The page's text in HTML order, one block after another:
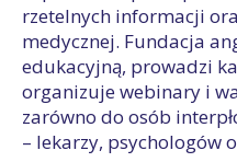
rzetelnych informacji
medycznej. Fundacja
edukacyjną, prowadzi
organizuje webinary i
zarówno do osób
– lekarzy, psychologów